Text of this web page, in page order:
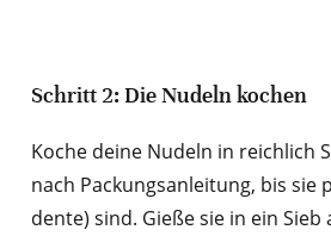
Schritt 2: Die Nudeln kochen
Koche deine Nudeln in reichlich
nach Packungsanleitung, bis sie
dente) sind. Gieße sie in ein Sieb